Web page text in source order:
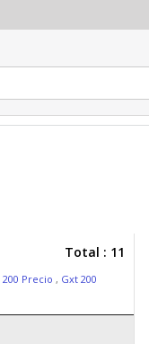
Total : 11
Precio , Gxt 200